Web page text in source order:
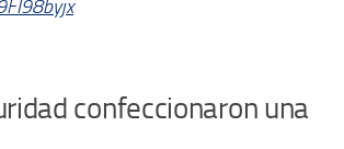
confeccionaron una